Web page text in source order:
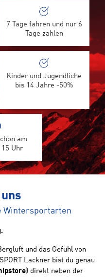
7 Tage fahren und nur 6
Tage zahlen
Kinder und Jugendliche
bis 14 Jahre -50%
am
15 Uhr
Wintersportarten
und das Gefühl von
Lackner bist du genau
direkt neben der